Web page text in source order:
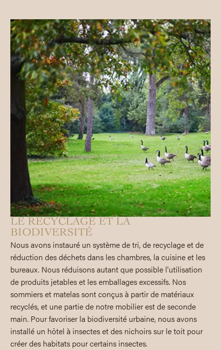
LE RECYCLAGE ET LA
BIODIVERSITÉ
Nous avons instauré un système de tri, de recyclage et de
réduction des déchets dans les chambres, la cuisine et les
bureaux. Nous réduisons autant que possible l'utilisation
de produits jetables et les emballages excessifs. Nos
sommiers et matelas sont conçus à partir de matériaux
recyclés, et une partie de notre mobilier est de seconde
main. Pour favoriser la biodiversité urbaine, nous avons
installé un hôtel à insectes et des nichoirs sur le toit pour
créer des habitats pour certains insectes.